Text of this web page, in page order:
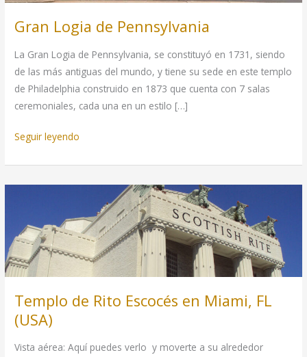
Gran Logia de Pennsylvania
La Gran Logia de Pennsylvania, se constituyó en 1731, siendo
de las más antiguas del mundo, y tiene su sede en este templo
de Philadelphia construido en 1873 que cuenta con 7 salas
ceremoniales, cada una en un estilo […]
Gran
de
Pennsylvania
Seguir leyendo
Templo de Rito Escocés en Miami, FL
(USA)
Vista aérea: Aquí puedes verlo y moverte a su alrededor